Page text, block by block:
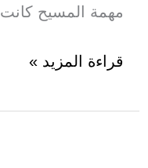
مهمة المسيح
المعلومة
للعالم
قراءة المزيد »